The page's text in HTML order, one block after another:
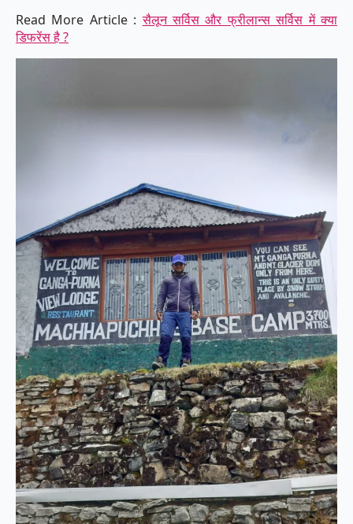
Read More Article :सैलून सर्विस और फ्रीलान्स सर्विस में क्या
डिफरेंस है ?